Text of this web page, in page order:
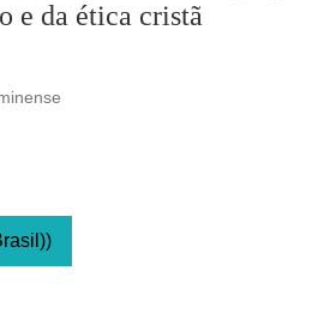
e da ética cristã